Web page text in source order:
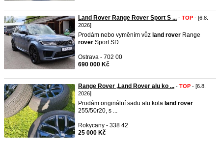
Land Rover Range Rover Sport S ... - TOP - [6.8.
2026]
Prodám nebo vyměním vůz land rover Range
rover Sport SD ...
Ostrava - 702 00
690 000 Kč
Range Rover ,Land Rover alu ko ... - TOP - [6.8.
2026]
Prodám originální sadu alu kola land rover
255/50r20, s ...
Rokycany - 338 42
25 000 Kč